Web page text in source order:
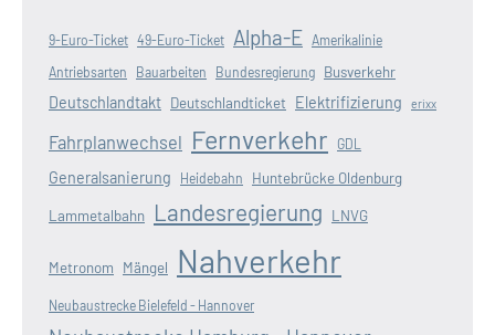
9-Euro-Ticket 49-Euro-Ticket Alpha-E Amerikalinie
Antriebsarten Bauarbeiten Bundesregierung Busverkehr
Deutschlandtakt Deutschlandticket Elektrifizierung erixx
Fahrplanwechsel Fernverkehr GDL
Generalsanierung Heidebahn Huntebrücke Oldenburg
Lammetalbahn Landesregierung LNVG
Metronom Mängel Nahverkehr
Neubaustrecke Bielefeld - Hannover